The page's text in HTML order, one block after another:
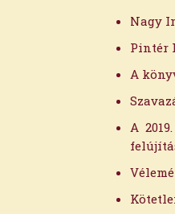
Nagy
Pintér
A
A
2026.
2026.
2026.
2025.
2025.
2025.
2025.
2025.